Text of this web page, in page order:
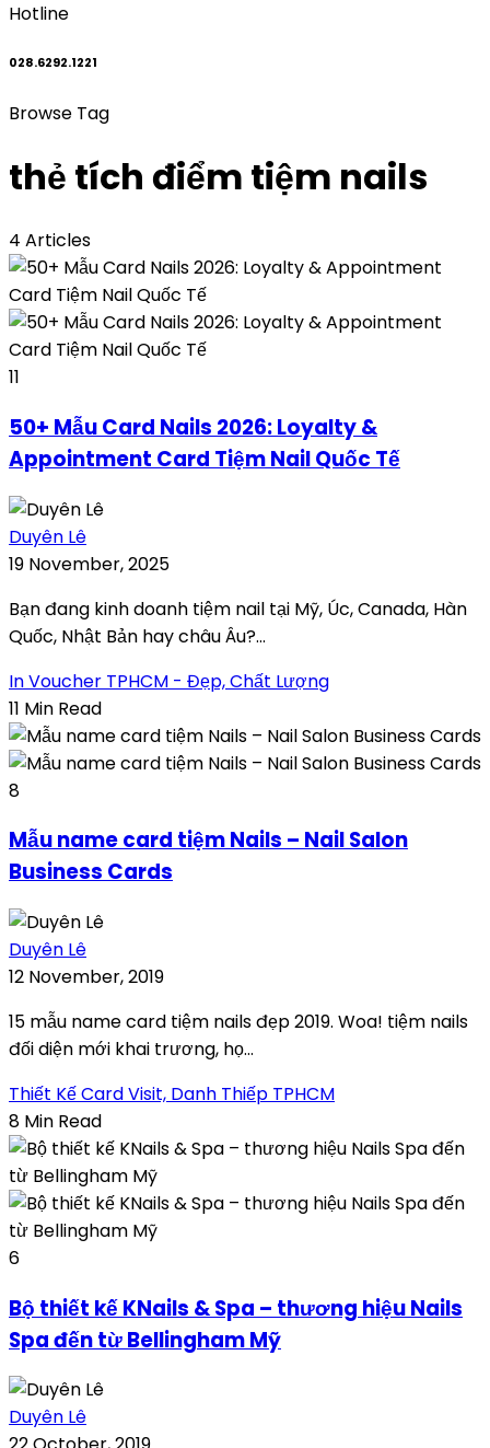
Hotline
028.6292.1221
Browse Tag
thẻ tích điểm tiệm nails
4 Articles
11
50+ Mẫu Card Nails 2026: Loyalty &
Appointment Card Tiệm Nail Quốc Tế
Duyên Lê
19 November, 2025
Bạn đang kinh doanh tiệm nail tại Mỹ, Úc, Canada, Hàn
Quốc, Nhật Bản hay châu Âu?...
In Voucher TPHCM - Đẹp, Chất Lượng
11 Min Read
8
Mẫu name card tiệm Nails – Nail Salon
Business Cards
Duyên Lê
12 November, 2019
15 mẫu name card tiệm nails đẹp 2019. Woa! tiệm nails
đối diện mới khai trương, họ...
Thiết Kế Card Visit, Danh Thiếp TPHCM
8 Min Read
6
Bộ thiết kế KNails & Spa – thương hiệu Nails
Spa đến từ Bellingham Mỹ
Duyên Lê